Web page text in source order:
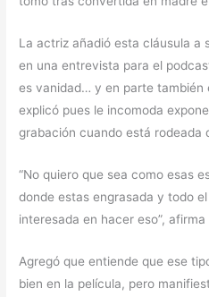
La actriz añadió esta cláusula a
en una entrevista para el
es vanidad… y en parte también
explicó pues le incomoda
grabación cuando está rodeada
“No quiero que sea como esas
donde estas engrasada y todo
interesada en hacer eso”,
Agregó que entiende que ese
bien en la película, pero